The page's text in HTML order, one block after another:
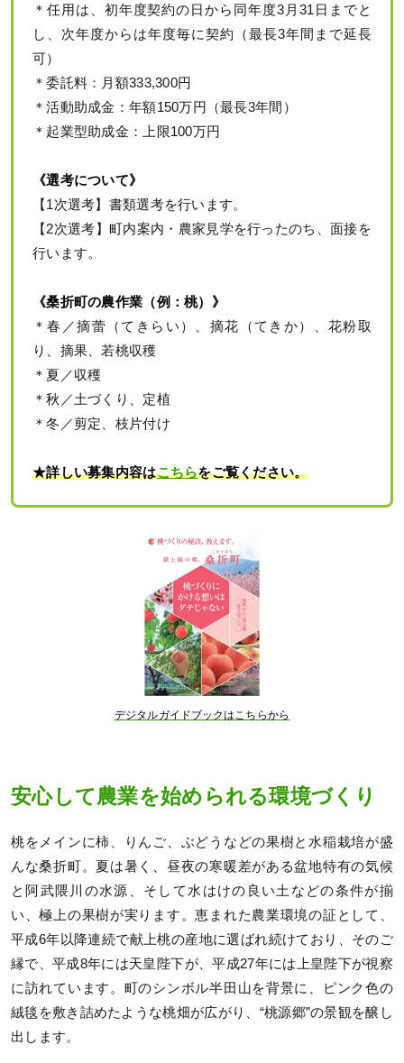
＊任用は、初年度契約の日から同年度3月31日までと
し、次年度からは年度毎に契約（最長3年間まで延長
可）
＊委託料：月額333,300円
＊活動助成金：年額150万円（最長3年間）
＊起業型助成金：上限100万円
《選考について》
【1次選考】書類選考を行います。
【2次選考】町内案内・農家見学を行ったのち、面接を
行います。
《桑折町の農作業（例：桃）》
＊春／摘蕾（てきらい）、摘花（てきか）、花粉取
り、摘果、若桃収穫
＊夏／収穫
＊秋／土づくり、定植
＊冬／剪定、枝片付け
★詳しい募集内容はこちらをご覧ください。
デジタルガイドブックはこちらから
安心して農業を始められる環境づくり
桃をメインに柿、りんご、ぶどうなどの果樹と水稲栽培が盛
んな桑折町。夏は暑く、昼夜の寒暖差がある盆地特有の気候
と阿武隈川の水源、そして水はけの良い土などの条件が揃
い、極上の果樹が実ります。恵まれた農業環境の証として、
平成6年以降連続で献上桃の産地に選ばれ続けており、そのご
縁で、平成8年には天皇陛下が、平成27年には上皇陛下が視察
に訪れています。町のシンボル半田山を背景に、ピンク色の
絨毯を敷き詰めたような桃畑が広がり、“桃源郷”の景観を醸し
出します。